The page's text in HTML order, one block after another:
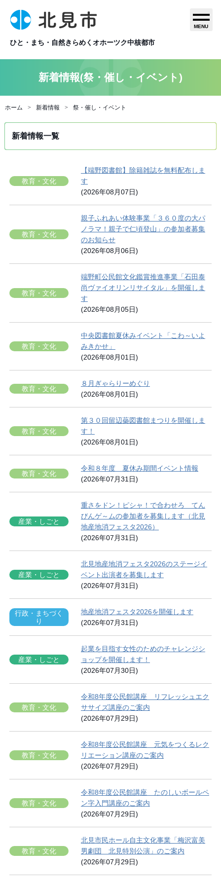
ひと・まち・自然きらめくオホーツク中核都市
MENU
新着情報(祭・催し・イベント)
ホーム 新着情報 祭・催し・イベント
新着情報一覧
教育・文化
【端野図書館】除籍雑誌を無料配布しま
す
(2026年08月07日)
教育・文化
親子ふれあい体験事業「３６０度の大パ
ノラマ！親子で仁頃登山」の参加者募集
のお知らせ
(2026年08月06日)
教育・文化
端野町公民館文化鑑賞推進事業「石田泰
尚ヴァイオリンリサイタル」を開催しま
す
(2026年08月05日)
教育・文化
中央図書館夏休みイベント「こわ～いよ
みきかせ」
(2026年08月01日)
教育・文化
８月ぎゃらりーめぐり
(2026年08月01日)
教育・文化
第３０回留辺蘂図書館まつりを開催しま
す！
(2026年08月01日)
教育・文化
令和８年度 夏休み期間イベント情報
(2026年07月31日)
産業・しごと
重さをドン！ピシャ！で合わせろ てん
びんゲ～ムの参加者を募集します（北見
地産地消フェスタ2026）
(2026年07月31日)
産業・しごと
北見地産地消フェスタ2026のステージイ
ベント出演者を募集します
(2026年07月31日)
行政・まちづく
り
地産地消フェスタ2026を開催します
(2026年07月31日)
産業・しごと
起業を目指す女性のためのチャレンジシ
ョップを開催します！
(2026年07月30日)
教育・文化
令和8年度公民館講座 リフレッシュエク
ササイズ講座のご案内
(2026年07月29日)
教育・文化
令和8年度公民館講座 元気をつくるレク
リエーション講座のご案内
(2026年07月29日)
教育・文化
令和8年度公民館講座 たのしいボールペ
ン字入門講座のご案内
(2026年07月29日)
教育・文化
北見市民ホール自主文化事業「梅沢富美
男劇団 北見特別公演」のご案内
(2026年07月29日)